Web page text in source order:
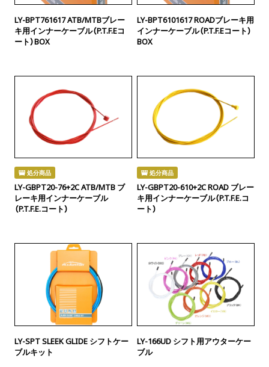
LY-BPT761617 ATB/MTBブレー
キ用インナーケーブル（P.T.F.Eコ
ート）BOX
LY-BPT6101617 ROADブレーキ用
インナーケーブル（P.T.F.Eコート）
BOX
処分商品
LY-GBPT20-76+2C ATB/MTB ブ
レーキ用インナーケーブル
（P.T.F.E.コート）
処分商品
LY-GBPT20-610+2C ROAD ブレー
キ用インナーケーブル（P.T.F.E.コ
ート）
LY-SPT SLEEK GLIDE シフトケー
ブルキット
LY-166UD シフト用アウターケー
ブル